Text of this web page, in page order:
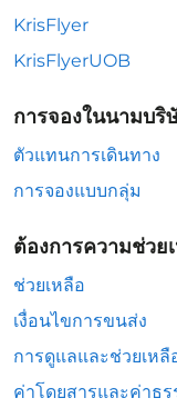
KrisFlyer
KrisFlyerUOB
การจองในนามบริ
ตัวแทนการเดินทาง
การจองแบบกลุ่ม
ต้องการความช่วย
ช่วยเหลือ
เงื่อนไขการขนส่ง
การดูแลและช่วยเห
ค่าโดยสารและค่าธร